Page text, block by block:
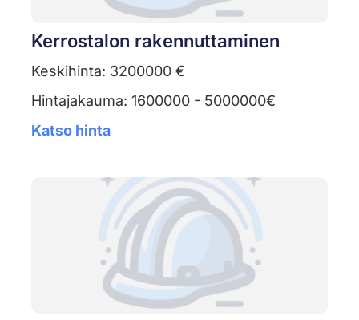
Kerrostalon rakennuttaminen
Keskihinta: 3200000 €
Hintajakauma: 1600000 - 5000000€
Katso hinta